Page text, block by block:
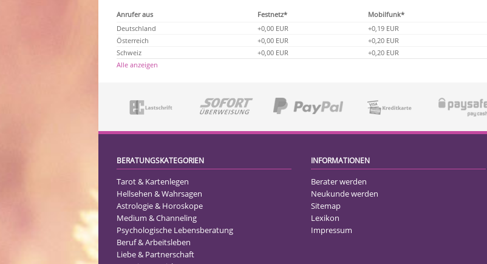
Anrufer aus Festnetz*
Mobilfunk*
Deutschland
+0,00 EUR
+0,19 EUR
Österreich
+0,00 EUR
+0,20 EUR
Schweiz
+0,00 EUR
+0,20 EUR
Alle anzeigen
BERATUNGSKATEGORIEN
Tarot & Kartenlegen
Hellsehen & Wahrsagen
Astrologie & Horoskope
Medium & Channeling
Psychologische Lebensberatung
Beruf & Arbeitsleben
Liebe & Partnerschaft
INFORMATIONEN
Berater werden
Neukunde werden
Sitemap
Lexikon
Impressum